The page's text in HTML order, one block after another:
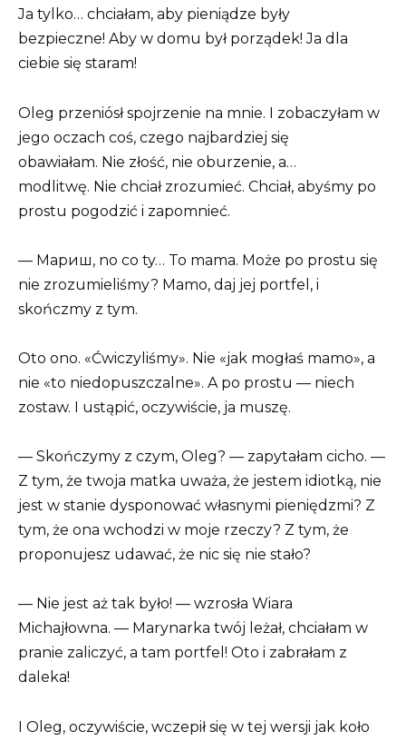
Ja tylko… chciałam, aby pieniądze były
bezpieczne! Aby w domu był porządek! Ja dla
ciebie się staram!
Oleg przeniósł spojrzenie na mnie. I zobaczyłam w
jego oczach coś, czego najbardziej się
obawiałam. Nie złość, nie oburzenie, a…
modlitwę. Nie chciał zrozumieć. Chciał, abyśmy po
prostu pogodzić i zapomnieć.
— Мариш, no co ty… To mama. Może po prostu się
nie zrozumieliśmy? Mamo, daj jej portfel, i
skończmy z tym.
Oto ono. «Ćwiczyliśmy». Nie «jak mogłaś mamo», a
nie «to niedopuszczalne». A po prostu — niech
zostaw. I ustąpić, oczywiście, ja muszę.
— Skończymy z czym, Oleg? — zapytałam cicho. —
Z tym, że twoja matka uważa, że jestem idiotką, nie
jest w stanie dysponować własnymi pieniędzmi? Z
tym, że ona wchodzi w moje rzeczy? Z tym, że
proponujesz udawać, że nic się nie stało?
— Nie jest aż tak było! — wzrosła Wiara
Michajłowna. — Marynarka twój leżał, chciałam w
pranie zaliczyć, a tam portfel! Oto i zabrałam z
daleka!
I Oleg, oczywiście, wczepił się w tej wersji jak koło